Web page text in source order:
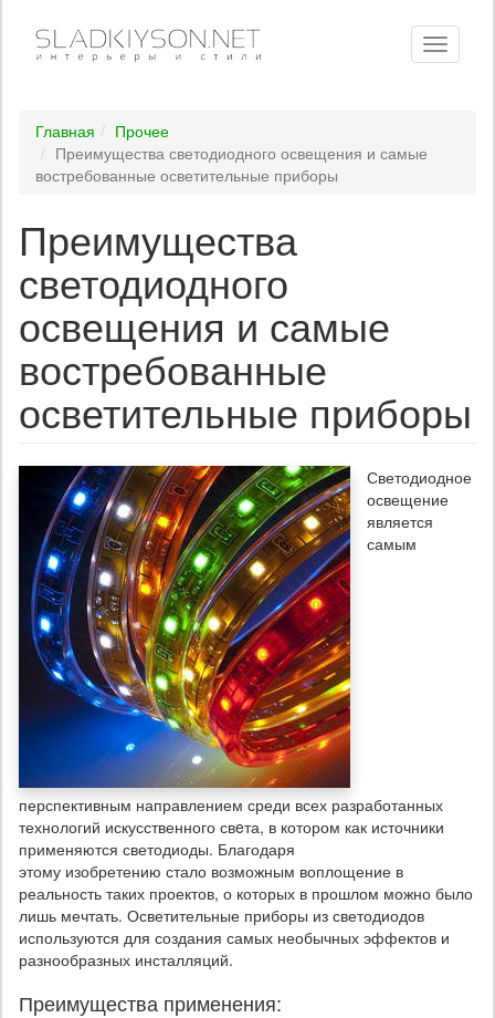
Toggle
Главная
Прочее
Преимущества светодиодного освещения и самые
востребованные осветительные приборы
Преимущества
светодиодного
освещения и самые
востребованные
осветительные приборы
Светодиодное
освещение
является
самым
перспективным направлением среди всех разработанных
технологий искусственного свeта, в котором как источники
применяются светодиоды. Благодаря
этому изобретению стало возможным воплощение в
реальность таких проектов, о которых в прошлом можно было
лишь мечтать. Осветительные приборы из светодиодов
используются для создания самых необычных эффектов и
разнообразных инсталляций.
Преимущества применения: